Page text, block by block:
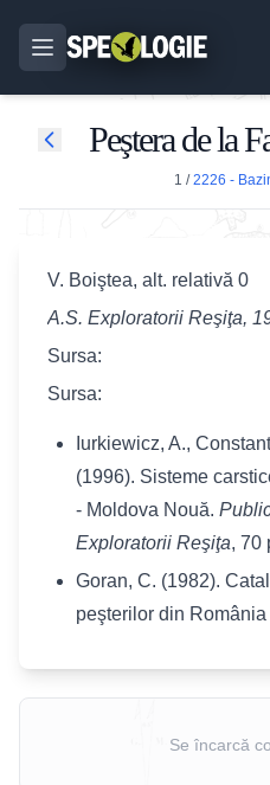
Peştera de la
1 /2226 -
V. Boiştea, alt. relativă 0
A.S. Exploratorii Reşiţa,
Sursa:
Sursa:
Iurkiewicz, A.,
(1996). Sisteme
- Moldova Nouă.
Exploratorii Reşiţa, 70
Goran, C. (1982).
peşterilor din România
Se încarcă